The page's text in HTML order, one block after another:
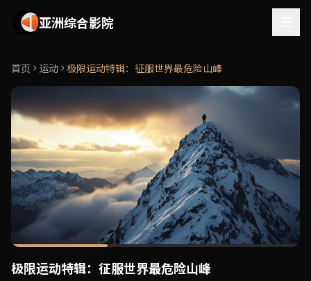
亚洲综合影院
亚洲综合影院 - 精选亚洲高清影视资源在线观看，热门电影电
首页 运动 极限运动特辑：征服世界最危险山峰
极限运动特辑：征服世界最危险山峰